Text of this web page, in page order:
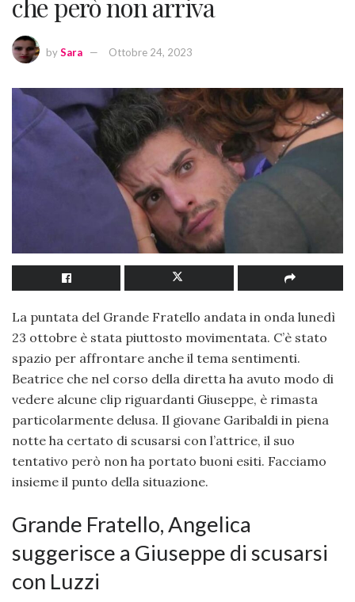
bySara Ottobre 24, 2023
La puntata del Grande Fratello andata in onda lunedì
23 ottobre è stata piuttosto movimentata. C’è stato
spazio per affrontare anche il tema sentimenti.
Beatrice che nel corso della diretta ha avuto modo di
vedere alcune clip riguardanti Giuseppe, è rimasta
particolarmente delusa. Il giovane Garibaldi in piena
notte ha certato di scusarsi con l’attrice, il suo
tentativo però non ha portato buoni esiti. Facciamo
insieme il punto della situazione.
Grande Fratello, Angelica
suggerisce a Giuseppe di scusarsi
con Luzzi